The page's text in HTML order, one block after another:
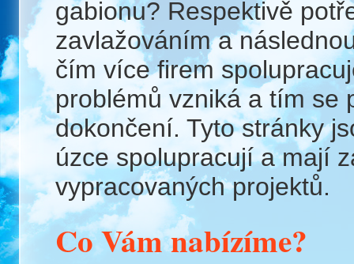
gabionu? Respektivě
zavlažováním a
čím více firem
problémů vzniká a tím se
dokončení. Tyto stránky
úzce spolupracují a mají
vypracovaných projektů.
Co Vám nabízíme?